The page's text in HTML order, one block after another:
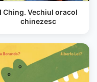
I Ching. Vechiul oracol
chinezesc